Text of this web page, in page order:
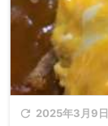
 2025年3月9日